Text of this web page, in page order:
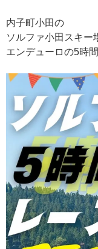
内子町小田の
ソルファ小田スキー
エンデューロの5時